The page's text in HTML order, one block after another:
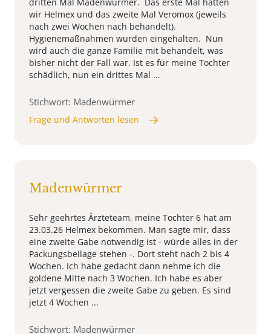
wir Helmex und das zweite Mal Veromox (jeweils
nach zwei Wochen nach behandelt).
Hygienemaßnahmen wurden eingehalten. Nun
wird auch die ganze Familie mit behandelt, was
bisher nicht der Fall war. Ist es für meine Tochter
schädlich, nun ein drittes Mal ...
Stichwort: Madenwürmer
Frage und Antworten lesen
Madenwürmer
Sehr geehrtes Ärzteteam, meine Tochter 6 hat am
23.03.26 Helmex bekommen. Man sagte mir, dass
eine zweite Gabe notwendig ist - würde alles in der
Packungsbeilage stehen -. Dort steht nach 2 bis 4
Wochen. Ich habe gedacht dann nehme ich die
goldene Mitte nach 3 Wochen. Ich habe es aber
jetzt vergessen die zweite Gabe zu geben. Es sind
jetzt 4 Wochen ...
Stichwort: Madenwürmer